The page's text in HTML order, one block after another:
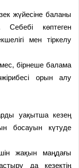
жүйесіне баланы
Себебі көптеген
мен тіркелу
бірнеше балама
орын алу
уақытша кезең
босауын күтуде
жақын маңдағы
да кезектің